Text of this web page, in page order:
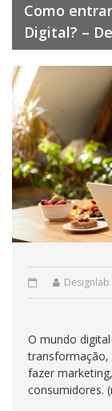
Como
Digital? –
Designlab
O mundo
transformação,
fazer
consumidores.